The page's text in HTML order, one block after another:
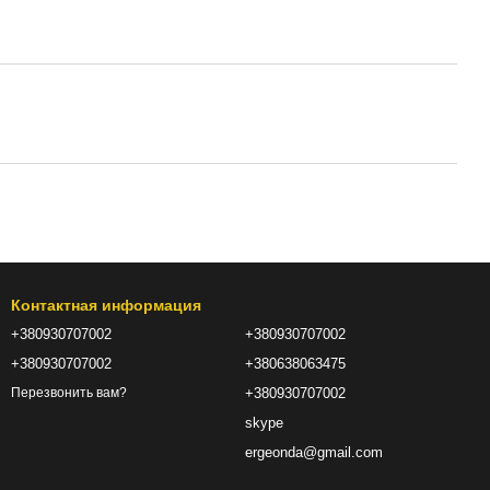
Контактная информация
+380930707002
+380930707002
Перезвонить вам?
+380930707002
+380638063475
+380930707002
skype
ergeonda@gmail.com